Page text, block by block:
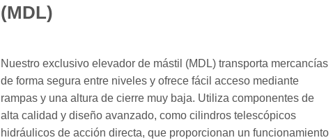
(MDL)
Nuestro exclusivo elevador de mástil (MDL) transporta mercancías
de forma segura entre niveles y ofrece fácil acceso mediante
rampas y una altura de cierre muy baja. Utiliza componentes de
alta calidad y diseño avanzado, como cilindros telescópicos
hidráulicos de acción directa, que proporcionan un funcionamiento